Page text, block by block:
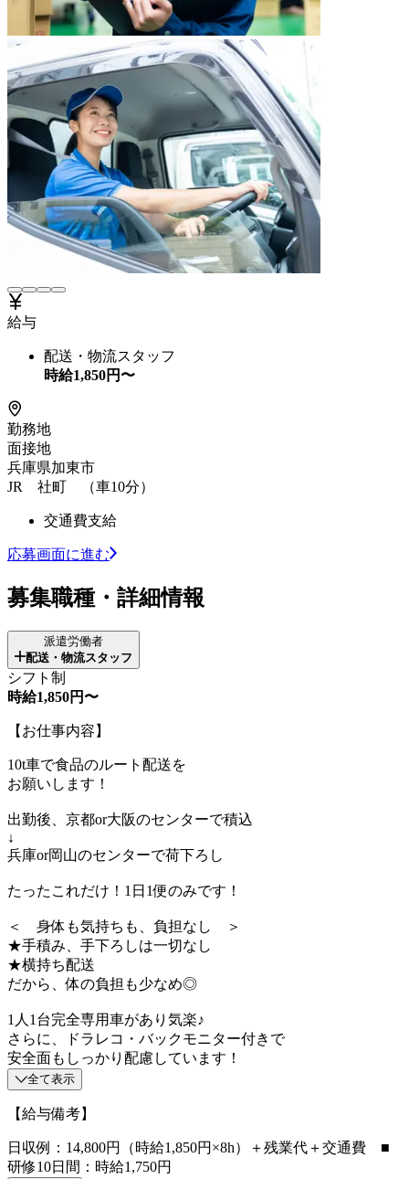
給与
配送・物流スタッフ
時給1,850円〜
勤務地
面接地
兵庫県加東市
JR 社町 （車10分）
交通費支給
応募画面に進む
募集職種・詳細情報
派遣労働者
配送・物流スタッフ
シフト制
時給1,850円〜
【お仕事内容】
10t車で食品のルート配送を
お願いします！
出勤後、京都or大阪のセンターで積込
↓
兵庫or岡山のセンターで荷下ろし
たったこれだけ！1日1便のみです！
＜ 身体も気持ちも、負担なし ＞
★手積み、手下ろしは一切なし
★横持ち配送
だから、体の負担も少なめ◎
1人1台完全専用車があり気楽♪
さらに、ドラレコ・バックモニター付きで
安全面もしっかり配慮しています！
全て表示
【給与備考】
日収例：14,800円（時給1,850円×8h）＋残業代＋交通費 ■
研修10日間：時給1,750円